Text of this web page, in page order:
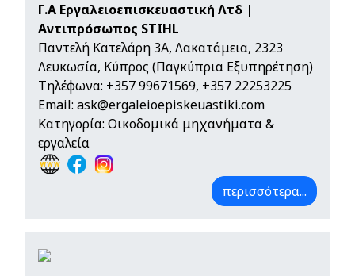
Γ.Α Εργαλειοεπισκευαστική Λτδ |
Αντιπρόσωπος STIHL
Παντελή Κατελάρη 3Α, Λακατάμεια, 2323
Λευκωσία, Κύπρος (Παγκύπρια Εξυπηρέτηση)
Τηλέφωνα: +357 99671569, +357 22253225
Email: ask@ergaleioepiskeuastiki.com
Κατηγορία: Οικοδομικά μηχανήματα &
εργαλεία
περισσότερα...